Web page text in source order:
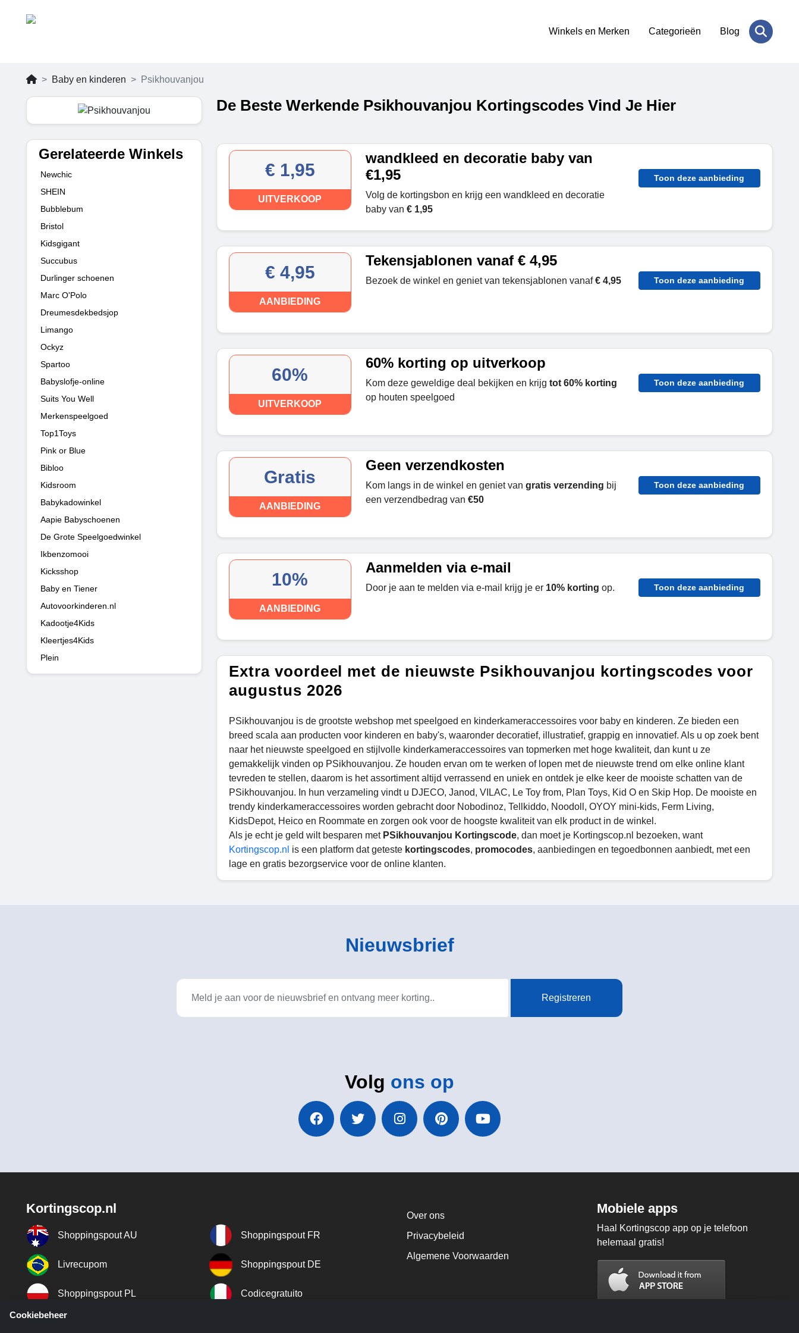
Winkels en Merken Categorieën Blog
Baby en kinderen Psikhouvanjou
Gerelateerde Winkels
Newchic
SHEIN
Bubblebum
Bristol
Kidsgigant
Succubus
Durlinger schoenen
Marc O'Polo
Dreumesdekbedsjop
Limango
Ockyz
Spartoo
Babyslofje-online
Suits You Well
Merkenspeelgoed
Top1Toys
Pink or Blue
Bibloo
Kidsroom
Babykadowinkel
Aapie Babyschoenen
De Grote Speelgoedwinkel
Ikbenzomooi
Kicksshop
Baby en Tiener
Autovoorkinderen.nl
Kadootje4Kids
Kleertjes4Kids
Plein
De Beste Werkende Psikhouvanjou Kortingscodes Vind Je Hier
€ 1,95
UITVERKOOP
wandkleed en decoratie baby van
€1,95
Volg de kortingsbon en krijg een wandkleed en decoratie
baby van € 1,95
Toon deze aanbieding
€ 4,95
AANBIEDING
Tekensjablonen vanaf € 4,95
Bezoek de winkel en geniet van tekensjablonen vanaf€ 4,95 Toon deze aanbieding
60%
UITVERKOOP
60% korting op uitverkoop
Kom deze geweldige deal bekijken en krijg tot 60% korting
op houten speelgoed
Toon deze aanbieding
Gratis
AANBIEDING
Geen verzendkosten
Kom langs in de winkel en geniet van gratis verzending bij
een verzendbedrag van €50
Toon deze aanbieding
10%
AANBIEDING
Aanmelden via e-mail
Door je aan te melden via e-mail krijg je er 10% korting op. Toon deze aanbieding
Extra voordeel met de nieuwste Psikhouvanjou kortingscodes voor
augustus 2026
PSikhouvanjou is de grootste webshop met speelgoed en kinderkameraccessoires voor baby en kinderen. Ze bieden een
breed scala aan producten voor kinderen en baby's, waaronder decoratief, illustratief, grappig en innovatief. Als u op zoek bent
naar het nieuwste speelgoed en stijlvolle kinderkameraccessoires van topmerken met hoge kwaliteit, dan kunt u ze
gemakkelijk vinden op PSikhouvanjou. Ze houden ervan om te werken of lopen met de nieuwste trend om elke online klant
tevreden te stellen, daarom is het assortiment altijd verrassend en uniek en ontdek je elke keer de mooiste schatten van de
PSikhouvanjou. In hun verzameling vindt u DJECO, Janod, VILAC, Le Toy from, Plan Toys, Kid O en Skip Hop. De mooiste en
trendy kinderkameraccessoires worden gebracht door Nobodinoz, Tellkiddo, Noodoll, OYOY mini-kids, Ferm Living,
KidsDepot, Heico en Roommate en zorgen ook voor de hoogste kwaliteit van elk product in de winkel.
Als je echt je geld wilt besparen met PSikhouvanjou Kortingscode, dan moet je Kortingscop.nl bezoeken, want
Kortingscop.nl is een platform dat geteste kortingscodes, promocodes, aanbiedingen en tegoedbonnen aanbiedt, met een
lage en gratis bezorgservice voor de online klanten.
Nieuwsbrief
Registreren
Volg ons op
Kortingscop.nl
Shoppingspout AU Shoppingspout FR
Livrecupom Shoppingspout DE
Shoppingspout PL Codicegratuito
Over ons
Privacybeleid
Algemene Voorwaarden
Mobiele apps
Haal Kortingscop app op je telefoon
helemaal gratis!
Cookiebeheer